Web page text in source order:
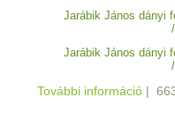
Jarábik János dányi
Jarábik János dányi
További információ |